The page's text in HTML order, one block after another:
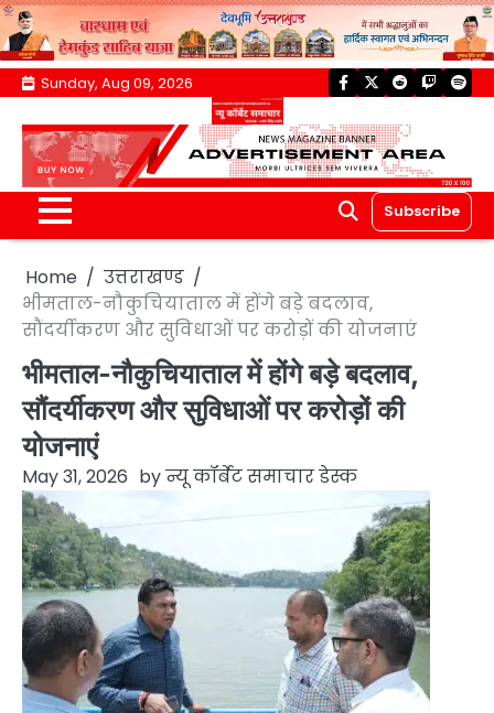
Skip
content
Sunday, Aug 09, 2026 facebook
twitterreddittwitch
Subscribe
Home
उत्तराखण्ड
भीमताल-नौकुचियाताल में होंगे बड़े बदलाव,
सौंदर्यीकरण और सुविधाओं पर करोड़ों की योजनाएं
भीमताल-नौकुचियाताल में होंगे बड़े बदलाव,
सौंदर्यीकरण और सुविधाओं पर करोड़ों की
योजनाएं
May 31, 2026 byन्यू कॉर्बेट समाचार डेस्क